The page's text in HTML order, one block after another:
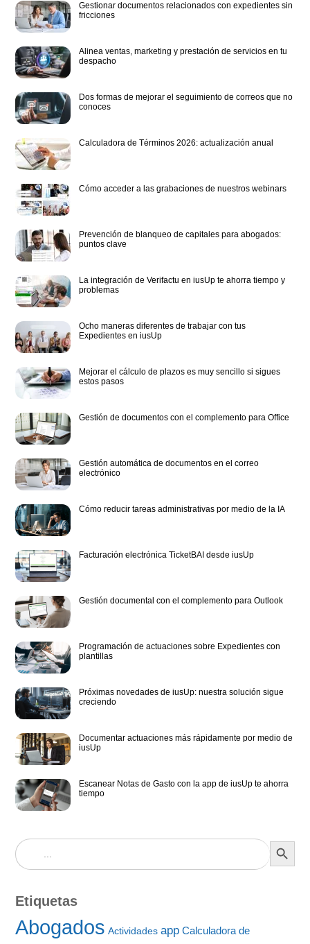
Gestionar documentos relacionados con expedientes sin
fricciones
Alinea ventas, marketing y prestación de servicios en tu
despacho
Dos formas de mejorar el seguimiento de correos que no
conoces
Calculadora de Términos 2026: actualización anual
Cómo acceder a las grabaciones de nuestros webinars
Prevención de blanqueo de capitales para abogados:
puntos clave
La integración de Verifactu en iusUp te ahorra tiempo y
problemas
Ocho maneras diferentes de trabajar con tus
Expedientes en iusUp
Mejorar el cálculo de plazos es muy sencillo si sigues
estos pasos
Gestión de documentos con el complemento para Office
Gestión automática de documentos en el correo
electrónico
Cómo reducir tareas administrativas por medio de la IA
Facturación electrónica TicketBAI desde iusUp
Gestión documental con el complemento para Outlook
Programación de actuaciones sobre Expedientes con
plantillas
Próximas novedades de iusUp: nuestra solución sigue
creciendo
Documentar actuaciones más rápidamente por medio de
iusUp
Escanear Notas de Gasto con la app de iusUp te ahorra
tiempo
Buscar: BOTÓN DE
Etiquetas
Abogados Actividades app Calculadora de